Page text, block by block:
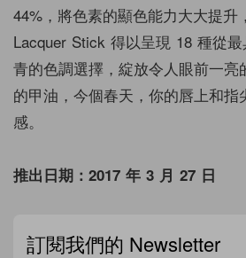
44%，將色素的顯色能力大大提升
Lacquer Stick 得以呈現 18 種從
青的色調選擇，綻放令人眼前一亮
的甲油，今個春天，你的唇上和
感。
推出日期：2017 年 3 月 27 日
訂閱我們的 Newsletter